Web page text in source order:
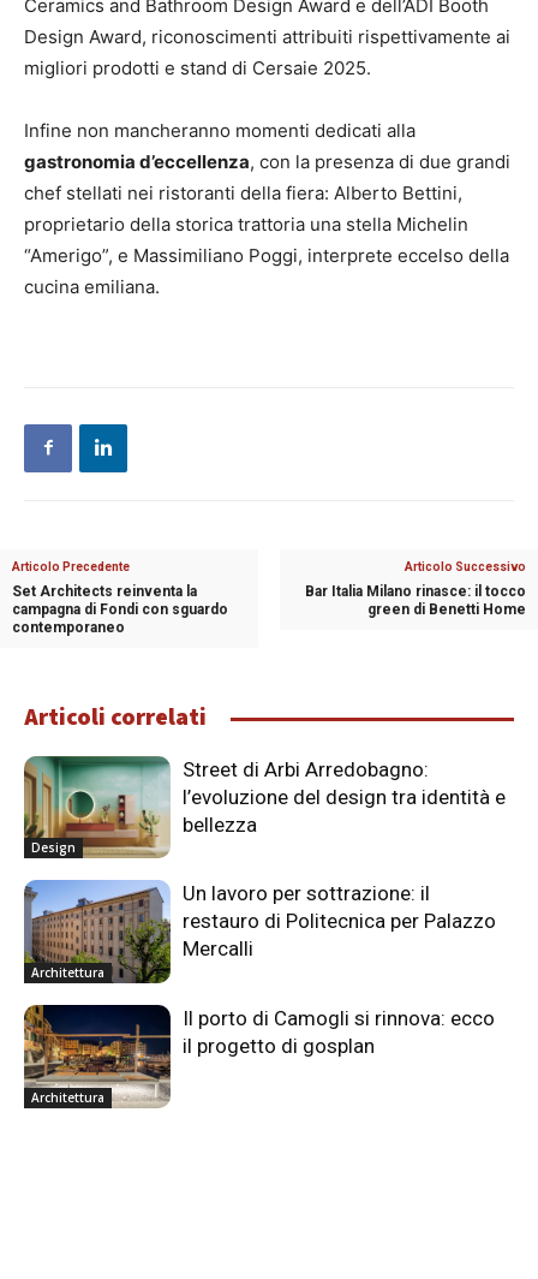
Ceramics and Bathroom Design Award e dell’ADI Booth
Design Award, riconoscimenti attribuiti rispettivamente ai
migliori prodotti e stand di Cersaie 2025.
Infine non mancheranno momenti dedicati alla
gastronomia d’eccellenza, con la presenza di due grandi
chef stellati nei ristoranti della fiera: Alberto Bettini,
proprietario della storica trattoria una stella Michelin
“Amerigo”, e Massimiliano Poggi, interprete eccelso della
cucina emiliana.
Articolo Precedente
Set Architects reinventa la
campagna di Fondi con sguardo
contemporaneo
Articolo Successivo
Bar Italia Milano rinasce: il tocco
green di Benetti Home
Articoli correlati
Design
Street di Arbi Arredobagno:
l’evoluzione del design tra identità e
bellezza
Architettura
Un lavoro per sottrazione: il
restauro di Politecnica per Palazzo
Mercalli
Architettura
Il porto di Camogli si rinnova: ecco
il progetto di gosplan